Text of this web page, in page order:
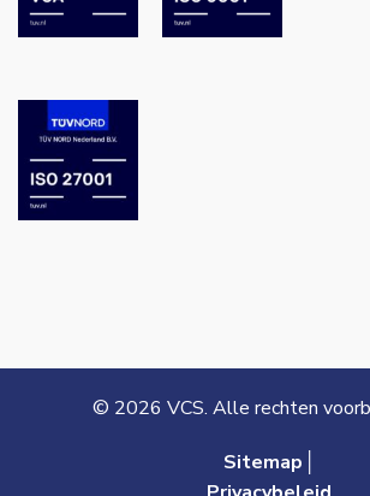
© 2026 VCS. Alle rechten
Sitemap│